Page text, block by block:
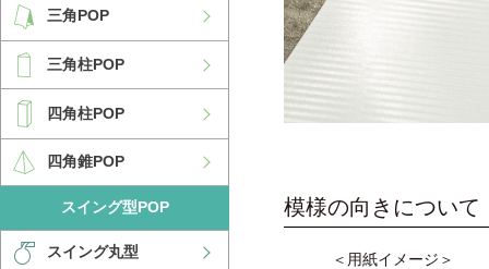
三角POP
三角柱POP
四角柱POP
四角錐POP
スイング型POP
スイング丸型
模様の向きについて
＜用紙イメージ＞